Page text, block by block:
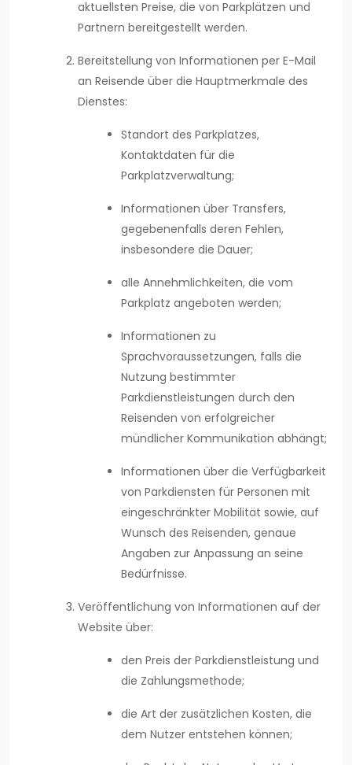
aktuellsten Preise, die von Parkplätzen und
Partnern bereitgestellt werden.
Bereitstellung von Informationen per E-Mail
an Reisende über die Hauptmerkmale des
Dienstes:
Standort des Parkplatzes,
Kontaktdaten für die
Parkplatzverwaltung;
Informationen über Transfers,
gegebenenfalls deren Fehlen,
insbesondere die Dauer;
alle Annehmlichkeiten, die vom
Parkplatz angeboten werden;
Informationen zu
Sprachvoraussetzungen, falls die
Nutzung bestimmter
Parkdienstleistungen durch den
Reisenden von erfolgreicher
mündlicher Kommunikation abhängt;
Informationen über die Verfügbarkeit
von Parkdiensten für Personen mit
eingeschränkter Mobilität sowie, auf
Wunsch des Reisenden, genaue
Angaben zur Anpassung an seine
Bedürfnisse.
Veröffentlichung von Informationen auf der
Website über:
den Preis der Parkdienstleistung und
die Zahlungsmethode;
die Art der zusätzlichen Kosten, die
dem Nutzer entstehen können;